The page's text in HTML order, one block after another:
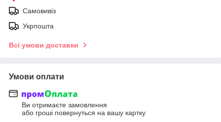
Самовивіз
Укрпошта
Всі умови доставки
Умови оплати
Ви отримаєте замовлення
або гроші повернуться на вашу картку